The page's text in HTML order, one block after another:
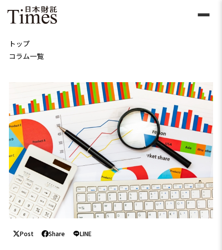
トップ
コラム一覧
Post Share LINE